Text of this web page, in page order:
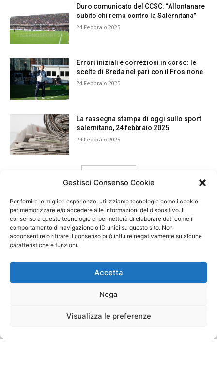
Gestisci Consenso Cookie
Per fornire le migliori esperienze, utilizziamo tecnologie come i cookie
per memorizzare e/o accedere alle informazioni del dispositivo. Il
consenso a queste tecnologie ci permetterà di elaborare dati come il
comportamento di navigazione o ID unici su questo sito. Non
acconsentire o ritirare il consenso può influire negativamente su alcune
caratteristiche e funzioni.
Accetta
Nega
Visualizza le preferenze
Duro comunicato del CCSC: “Allontanare
subito chi rema contro la Salernitana”
24 Febbraio 2025
Errori iniziali e correzioni in corso: le
scelte di Breda nel pari con il Frosinone
24 Febbraio 2025
La rassegna stampa di oggi sullo sport
salernitano, 24 febbraio 2025
24 Febbraio 2025